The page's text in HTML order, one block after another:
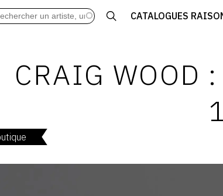
CATALOGUES
ARCHIVES DES EXPOSITIONS
LEXIQUE ARTISTIQUE
CRAIG WOOD